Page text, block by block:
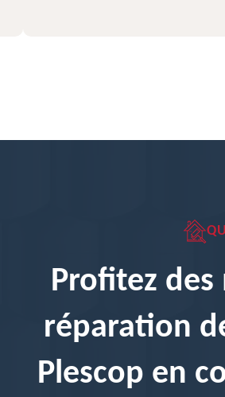
Profitez
réparation
Plescop en